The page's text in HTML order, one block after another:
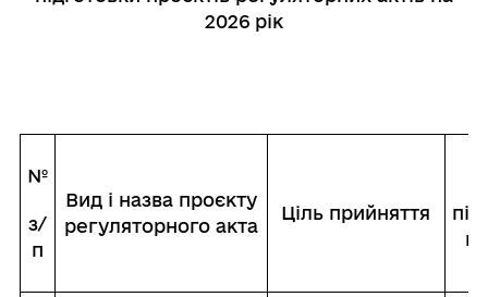
2026 рік
№
з/
п
Вид і назва проєкту
регуляторного акта
Ціль прийняття